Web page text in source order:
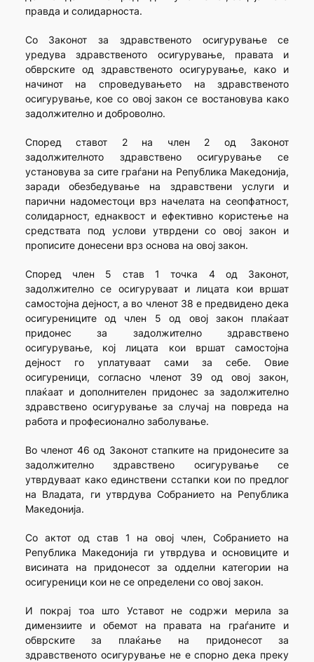
правда и солидарноста.
Со Законот за здравственото осигурување се
уредува здравственото осигурување, правата и
обврските од здравственото осигурување, како и
начинот на спроведувањето на здравственото
осигурување, кое со овој закон се востановува како
задолжително и доброволно.
Според ставот 2 на член 2 од Законот
задолжителното здравствено осигурување се
установува за сите граѓани на Република Македонија,
заради обезбедување на здравствени услуги и
парични надоместоци врз начелата на сеопфатност,
солидарност, еднаквост и ефективно користење на
средствата под услови утврдени со овој закон и
прописите донесени врз основа на овој закон.
Според член 5 став 1 точка 4 од Законот,
задолжително се осигуруваат и лицата кои вршат
самостојна дејност, а во членот 38 е предвидено дека
осигурениците од член 5 од овој закон плаќаат
придонес за задолжително здравствено
осигурување, кој лицата кои вршат самостојна
дејност го уплатуваат сами за себе. Овие
осигуреници, согласно членот 39 од овој закон,
плаќаат и дополнителен придонес за задолжително
здравствено осигурување за случај на повреда на
работа и професионално заболување.
Во членот 46 од Законот стапките на придонесите за
задолжително здравствено осигурување се
утврдуваат како единствени сстапки кои по предлог
на Владата, ги утврдува Собранието на Република
Македонија.
Со актот од став 1 на овој член, Собранието на
Република Македонија ги утврдува и основиците и
висината на придонесот за одделни категории на
осигуреници кои не се определени со овој закон.
И покрај тоа што Уставот не содржи мерила за
димензиите и обемот на правата на граѓаните и
обврските за плаќање на придонесот за
здравственото осигурување не е спорно дека преку